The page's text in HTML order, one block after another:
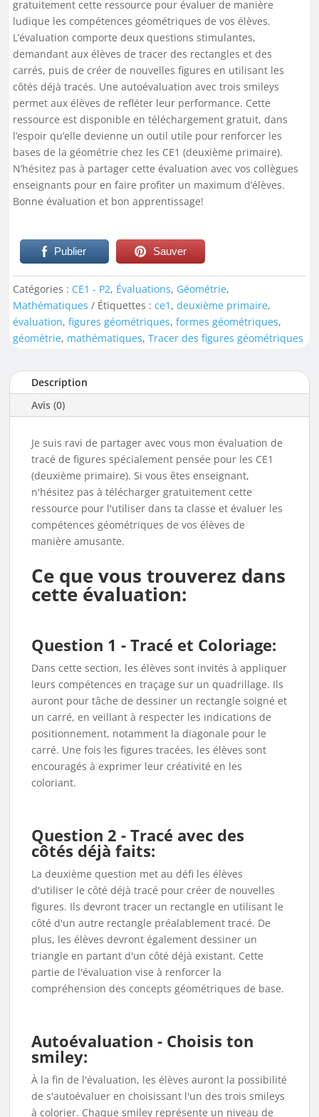
gratuitement cette ressource pour évaluer de manière
ludique les compétences géométriques de vos élèves.
L’évaluation comporte deux questions stimulantes,
demandant aux élèves de tracer des rectangles et des
carrés, puis de créer de nouvelles figures en utilisant les
côtés déjà tracés. Une autoévaluation avec trois smileys
permet aux élèves de refléter leur performance. Cette
ressource est disponible en téléchargement gratuit, dans
l’espoir qu’elle devienne un outil utile pour renforcer les
bases de la géométrie chez les CE1 (deuxième primaire).
N’hésitez pas à partager cette évaluation avec vos collègues
enseignants pour en faire profiter un maximum d’élèves.
Bonne évaluation et bon apprentissage!
Publier Sauver
Catégories : CE1 - P2, Évaluations, Géométrie,
Mathématiques
Étiquettes : ce1 , deuxième primaire,
évaluation, figures géométriques, formes géométriques,
géométrie, mathématiques, Tracer des figures géométriques
Description
Avis (0)
Je suis ravi de partager avec vous mon évaluation de
tracé de figures spécialement pensée pour les CE1
(deuxième primaire). Si vous êtes enseignant,
n'hésitez pas à télécharger gratuitement cette
ressource pour l'utiliser dans ta classe et évaluer les
compétences géométriques de vos élèves de
manière amusante.
Ce que vous trouverez dans
cette évaluation:
Question 1 - Tracé et Coloriage:
Dans cette section, les élèves sont invités à appliquer
leurs compétences en traçage sur un quadrillage. Ils
auront pour tâche de dessiner un rectangle soigné et
un carré, en veillant à respecter les indications de
positionnement, notamment la diagonale pour le
carré. Une fois les figures tracées, les élèves sont
encouragés à exprimer leur créativité en les
coloriant.
Question 2 - Tracé avec des
côtés déjà faits:
La deuxième question met au défi les élèves
d'utiliser le côté déjà tracé pour créer de nouvelles
figures. Ils devront tracer un rectangle en utilisant le
côté d'un autre rectangle préalablement tracé. De
plus, les élèves devront également dessiner un
triangle en partant d'un côté déjà existant. Cette
partie de l'évaluation vise à renforcer la
compréhension des concepts géométriques de base.
Autoévaluation - Choisis ton
smiley:
À la fin de l'évaluation, les élèves auront la possibilité
de s'autoévaluer en choisissant l'un des trois smileys
à colorier. Chaque smiley représente un niveau de